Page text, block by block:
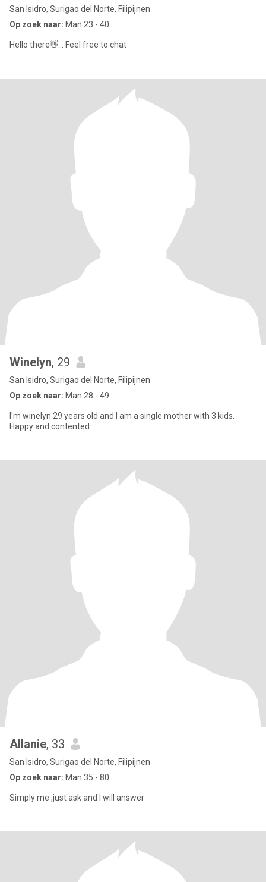
San Isidro, Surigao del Norte, Filipijnen
Op zoek naar: Man 23 - 40
Hello there👋... Feel free to chat
Winelyn, 29
San Isidro, Surigao del Norte, Filipijnen
Op zoek naar: Man 28 - 49
I'm winelyn 29 years old and I am a single mother with 3 kids.
Happy and contented.
Allanie, 33
San Isidro, Surigao del Norte, Filipijnen
Op zoek naar: Man 35 - 80
Simply me ,just ask and I will answer